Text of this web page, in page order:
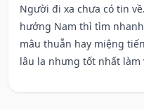
Người đi xa chưa có tin
hướng Nam thì tìm
mâu thuẫn hay miệng
lâu la nhưng tốt nhất làm